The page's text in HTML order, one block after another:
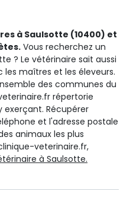
à Saulsotte (10400) et
Vous recherchez un
? Le vétérinaire sait aussi
les maîtres et les éleveurs.
des communes du
répertorie
exerçant. Récupérer
et l'adresse postale
animaux les plus
veterinaire.fr,
à Saulsotte.